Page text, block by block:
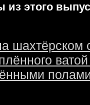
этого
шахтёрском